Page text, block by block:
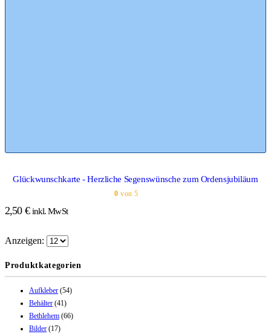
Glückwunschkarte - Herzliche Segenswünsche zum Ordensjubiläum
0 von 5
2,50 € inkl. MwSt
Anzeigen:
Produktkategorien
Aufkleber (54)
Behälter (41)
Bethlehem (66)
Bilder (17)